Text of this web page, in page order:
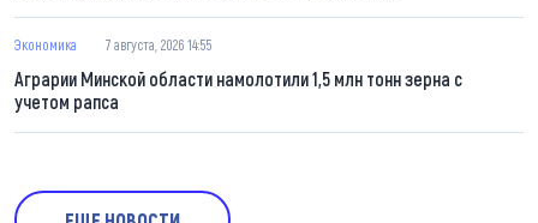
Экономика 7 августа, 2026 14:55
Аграрии Минской области намолотили 1,5 млн тонн зерна с
учетом рапса